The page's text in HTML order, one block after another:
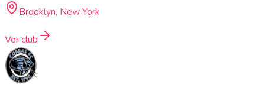
Brooklyn, New York
Ver club